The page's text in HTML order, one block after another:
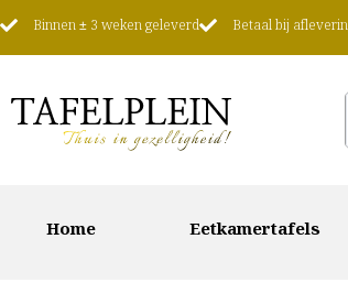
Binnen ± 3 weken geleverd Betaal bij
Home Eetkamertafels